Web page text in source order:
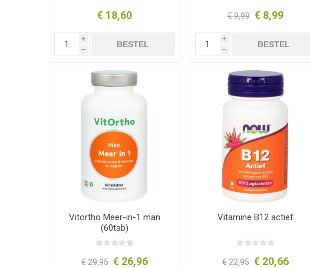
€ 18,60
i
h
BESTEL
€ 9,99 € 8,99
i
h
BESTEL
Vitortho Meer-in-1 man
(60tab)
€ 29,95 € 26,96
Vitamine B12 actief
€ 22,95 € 20,66